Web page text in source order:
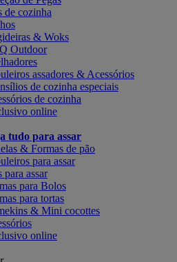
de cozinha
& Woks
Outdoor
assadores & Acessórios
de cozinha especiais
de cozinha
online
tudo para assar
& Formas de pão
para assar
para assar
para Bolos
para tortas
& Mini cocottes
online